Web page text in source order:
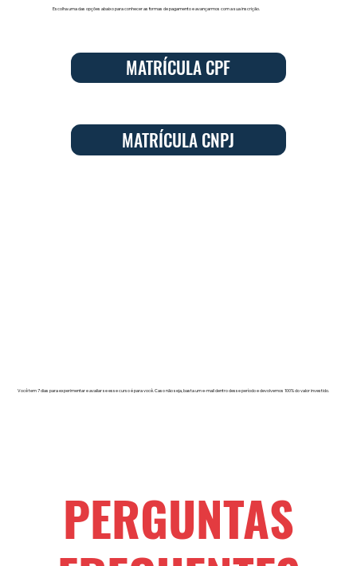
Escolha uma das opções abaixo para conhecer as formas de pagamento e avançarmos com a sua inscrição.
MATRÍCULA CPF
MATRÍCULA CNPJ
Você tem 7 dias para experimentar e avaliar se esse curso é para você. Caso não seja, basta um e-mail dentro desse período e devolvemos 100% do valor investido.
PERGUNTAS